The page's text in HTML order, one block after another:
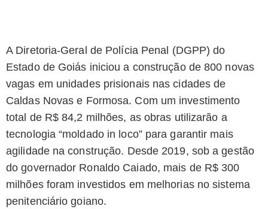
A Diretoria-Geral de Polícia Penal (DGPP) do
Estado de Goiás iniciou a construção de 800 novas
vagas em unidades prisionais nas cidades de
Caldas Novas e Formosa. Com um investimento
total de R$ 84,2 milhões, as obras utilizarão a
tecnologia “moldado in loco” para garantir mais
agilidade na construção. Desde 2019, sob a gestão
do governador Ronaldo Caiado, mais de R$ 300
milhões foram investidos em melhorias no sistema
penitenciário goiano.